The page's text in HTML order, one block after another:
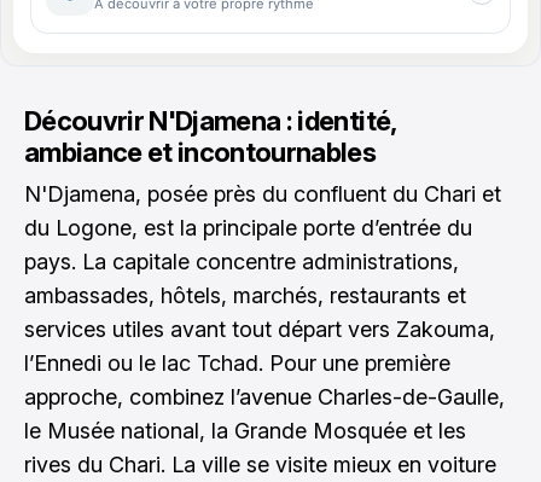
Découvrir N'Djamena : identité,
ambiance et incontournables
N'Djamena, posée près du confluent du Chari et
du Logone, est la principale porte d’entrée du
pays. La capitale concentre administrations,
ambassades, hôtels, marchés, restaurants et
services utiles avant tout départ vers Zakouma,
l’Ennedi ou le lac Tchad. Pour une première
approche, combinez l’avenue Charles-de-Gaulle,
le Musée national, la Grande Mosquée et les
rives du Chari. La ville se visite mieux en voiture